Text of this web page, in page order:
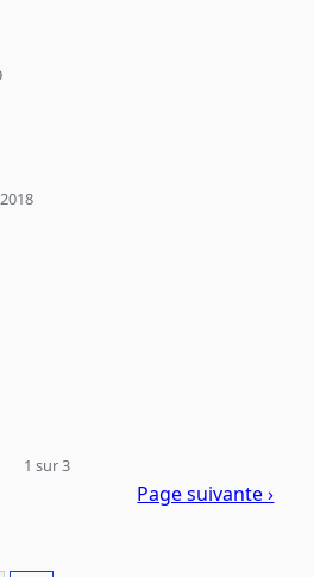
1 sur 3
Page suivante ›